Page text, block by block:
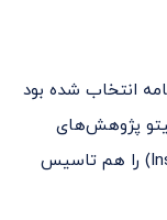
انتخاب شده بود
پژوهش‌های
فلسفی (Institute for Philosophical Research) را هم تاسیس